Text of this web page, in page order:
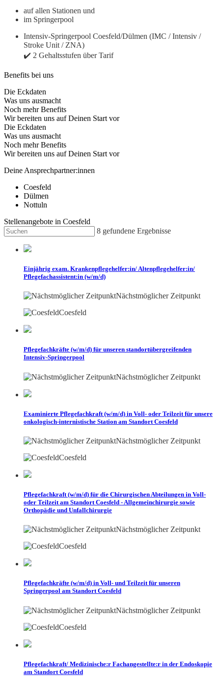
auf allen Stationen und
im Springerpool
Intensiv-Springerpool Coesfeld/Dülmen (IMC / Intensiv /
Stroke Unit / ZNA)
✔️ 2 Gehaltsstufen über Tarif
Benefits bei uns
Die Eckdaten
Was uns ausmacht
Noch mehr Benefits
Wir bereiten uns auf Deinen Start vor
Die Eckdaten
Was uns ausmacht
Noch mehr Benefits
Wir bereiten uns auf Deinen Start vor
Deine Ansprechpartner:innen
Coesfeld
Dülmen
Nottuln
Stellenangebote in Coesfeld
8 gefundene Ergebnisse
Einjährig exam. Krankenpflegehelfer:in/ Altenpflegehelfer:in/
Pflegefachassistent:in (w/m/d)
Nächstmöglicher Zeitpunkt
Coesfeld
Pflegefachkräfte (w/m/d) für unseren standortübergreifenden
Intensiv-Springerpool
Nächstmöglicher Zeitpunkt
Examinierte Pflegefachkraft (w/m/d) in Voll- oder Teilzeit für unsere
onkologisch-internistische Station am Standort Coesfeld
Nächstmöglicher Zeitpunkt
Coesfeld
Pflegefachkraft (w/m/d) für die Chirurgischen Abteilungen in Voll-
oder Teilzeit am Standort Coesfeld - Allgemeinchirurgie sowie
Orthopädie und Unfallchirurgie
Nächstmöglicher Zeitpunkt
Coesfeld
Pflegefachkräfte (w/m/d) in Voll- und Teilzeit für unseren
Springerpool am Standort Coesfeld
Nächstmöglicher Zeitpunkt
Coesfeld
Pflegefachkraft/ Medizinische:r Fachangestellte:r in der Endoskopie
am Standort Coesfeld